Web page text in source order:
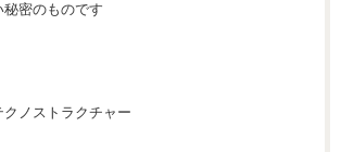
密のものです
ノストラクチャー